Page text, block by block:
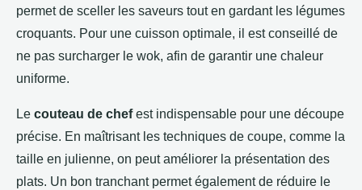
permet de sceller les saveurs tout en gardant les légumes
croquants. Pour une cuisson optimale, il est conseillé de
ne pas surcharger le wok, afin de garantir une chaleur
uniforme.
Le couteau de chefest indispensable pour une découpe
précise. En maîtrisant les techniques de coupe, comme la
taille en julienne, on peut améliorer la présentation des
plats. Un bon tranchant permet également de réduire le